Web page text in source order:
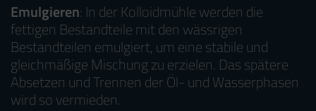
Emulgieren: In der Kolloidmühle werden die
fettigen Bestandteile mit den wässrigen
Bestandteilen emulgiert, um eine stabile und
gleichmäßige Mischung zu erzielen. Das spätere
Absetzen und Trennen der Öl- und Wasserphasen
wird so vermieden.